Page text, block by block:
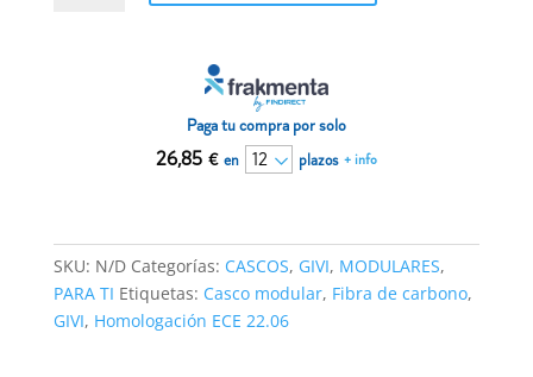
Paga tu compra por solo
26,85 € en plazos + info
SKU: N/D Categorías: CASCOS, GIVI, MODULARES,
PARA TI Etiquetas: Casco modular, Fibra de carbono,
GIVI, Homologación ECE 22.06